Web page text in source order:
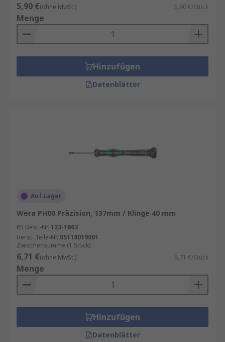
5,90 €(ohne MwSt.) 5,90 €/Stück
Menge
Hinzufügen
Datenblätter
Auf Lager
Wera PH00 Präzision, 137mm / Klinge 40 mm
RS Best.-Nr. 123-1863
Herst. Teile-Nr. 05118019001
Zwischensumme (1 Stück)
6,71 €(ohne MwSt.) 6,71 €/Stück
Menge
Hinzufügen
Datenblätter